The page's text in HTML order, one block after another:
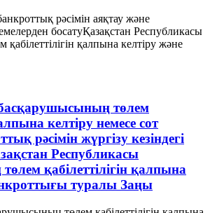
рәсімін аяқтау және
босатуҚазақстан Республикасы
қалпына келтіру және
төлем
келтіру немесе сот
рәсімін жүргізу кезіндегі
Республикасы
қабілеттілігін қалпына
туралы Заңы